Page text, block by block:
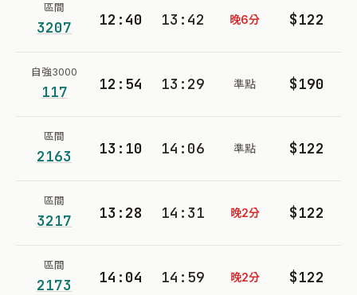
區間
3207 12:40 13:42 晚6分 $122
自強3000
117 12:54 13:29 準點 $190
區間
2163 13:10 14:06 準點 $122
區間
3217 13:28 14:31 晚2分 $122
區間
2173 14:04 14:59 晚2分 $122